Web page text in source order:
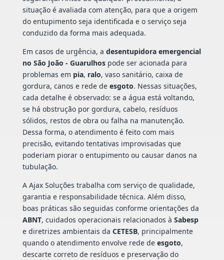
situação é avaliada com atenção, para que a origem
do entupimento seja identificada e o serviço seja
conduzido da forma mais adequada.
Em casos de urgência, a desentupidora emergencial
no São João - Guarulhospode ser acionada para
problemas em pia, ralo, vaso sanitário, caixa de
gordura, canos e rede de esgoto. Nessas situações,
cada detalhe é observado: se a água está voltando,
se há obstrução por gordura, cabelo, resíduos
sólidos, restos de obra ou falha na manutenção.
Dessa forma, o atendimento é feito com mais
precisão, evitando tentativas improvisadas que
poderiam piorar o entupimento ou causar danos na
tubulação.
A Ajax Soluções trabalha com serviço de qualidade,
garantia e responsabilidade técnica. Além disso,
boas práticas são seguidas conforme orientações da
ABNT, cuidados operacionais relacionados à Sabesp
e diretrizes ambientais da CETESB, principalmente
quando o atendimento envolve rede de esgoto,
descarte correto de resíduos e preservação do